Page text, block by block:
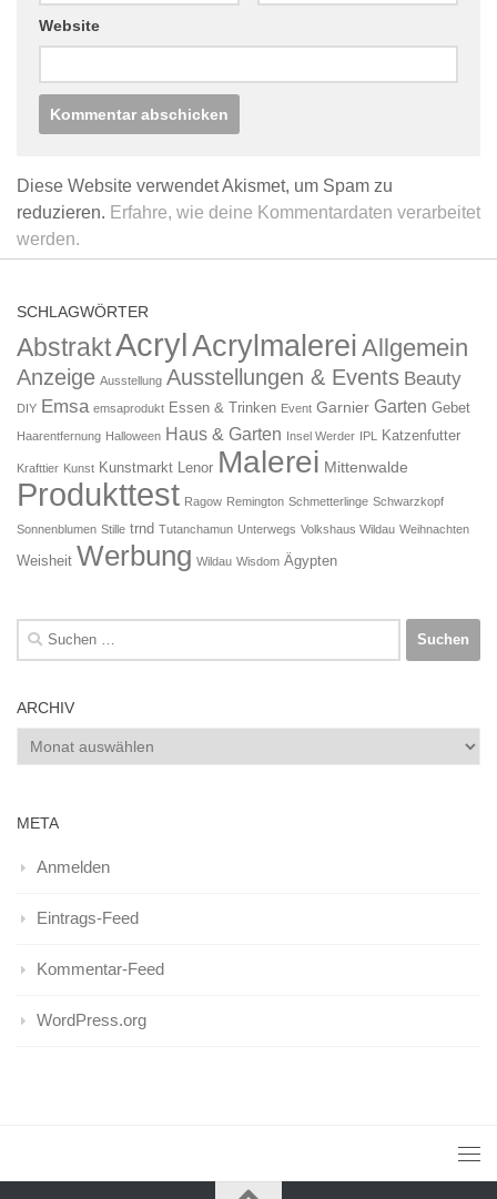
Website
Diese Website verwendet Akismet, um Spam zu
reduzieren. Erfahre, wie deine Kommentardaten verarbeitet
werden.
SCHLAGWÖRTER
AbstraktAcrylAcrylmalerei Allgemein
Anzeige Ausstellung Ausstellungen & Events Beauty
DIY Emsa emsaprodukt Essen & Trinken Event Garnier Garten Gebet
Haarentfernung Halloween Haus & Garten Insel Werder IPL Katzenfutter
Krafttier Kunst Kunstmarkt Lenor Malerei Mittenwalde
Produkttest Ragow Remington Schmetterlinge Schwarzkopf
Sonnenblumen Stille trnd Tutanchamun Unterwegs Volkshaus Wildau Weihnachten
Weisheit Werbung Wildau Wisdom Ägypten
Suchen
nach:
ARCHIV
Archiv
META
Anmelden
Eintrags-Feed
Kommentar-Feed
WordPress.org